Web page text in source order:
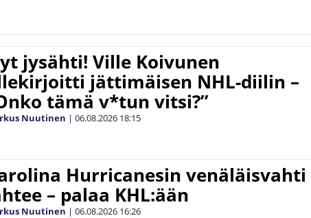
jysähti! Ville Koivunen
jättimäisen NHL-diilin –
tämä v*tun vitsi?”
Nuutinen | 06.08.2026 18:15
Hurricanesin venäläisvahti
– palaa KHL:ään
Nuutinen | 06.08.2026 16:26